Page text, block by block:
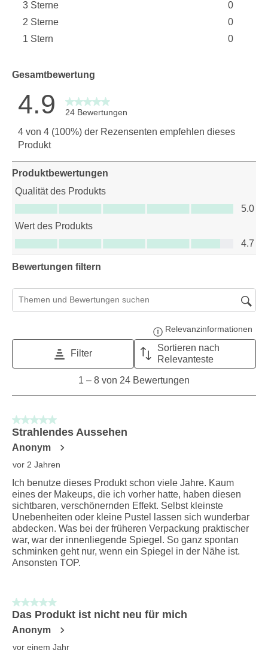
2
3 Sterne
0
0
2 Sterne
0
0
1 Stern
0
Gesamtbewertung
4.9 24 Bewertungen
4 von 4 (100%) der Rezensenten empfehlen dieses
Produkt
Produktbewertungen
Qualität des Produkts
Qualität des Produkts, 5.0 von 5
5.0
Wert des Produkts
Wert des Produkts, 4.7 von 5
4.7
Bewertungen filtern
Suchthemen und Bewertungen Suchregion
Relevanzinformationen
Filter
Sortieren nach
Relevanteste
von
24
Bewertungen.
1 – 8 von 24 Bewertungen
5 von 5 Sternen.
Strahlendes Aussehen
Anonym
vor 2 Jahren
Ich benutze dieses Produkt schon viele Jahre. Kaum
eines der Makeups, die ich vorher hatte, haben diesen
sichtbaren, verschönernden Effekt. Selbst kleinste
Unebenheiten oder kleine Pustel lassen sich wunderbar
abdecken. Was bei der früheren Verpackung praktischer
war, war der innenliegende Spiegel. So ganz spontan
schminken geht nur, wenn ein Spiegel in der Nähe ist.
Ansonsten TOP.
5 von 5 Sternen.
Das Produkt ist nicht neu für mich
Anonym
vor einem Jahr